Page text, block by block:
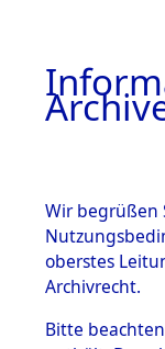
BESTÄNDE
Wir begrüßen
oberstes
Archivrecht.
Bitte